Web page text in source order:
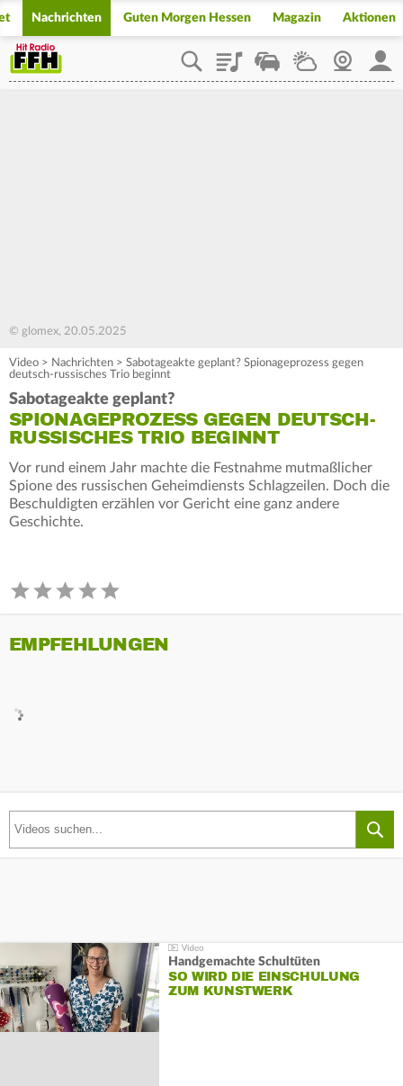
Nachrichten Guten Morgen Hessen Magazin Aktionen
PlaylistStaupilotWetterWebcam
© glomex, 20.05.2025
Video > Nachrichten > Sabotageakte geplant? Spionageprozess gegen
deutsch-russisches Trio beginnt
Sabotageakte geplant?
SPIONAGEPROZESS GEGEN DEUTSCH-
RUSSISCHES TRIO BEGINNT
Vor rund einem Jahr machte die Festnahme mutmaßlicher
Spione des russischen Geheimdiensts Schlagzeilen. Doch die
Beschuldigten erzählen vor Gericht eine ganz andere
Geschichte.
EMPFEHLUNGEN
Handgemachte Schultüten
SO WIRD DIE EINSCHULUNG
ZUM KUNSTWERK